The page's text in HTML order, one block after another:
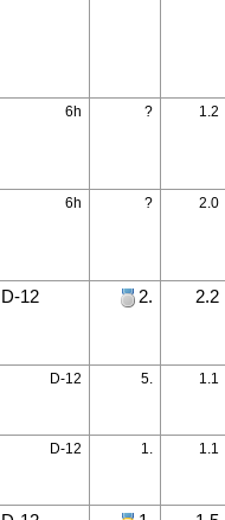
6h ? 1.2
6h ? 2.0
D-12 2. 2.2
D-12 5. 1.1
D-12 1. 1.1